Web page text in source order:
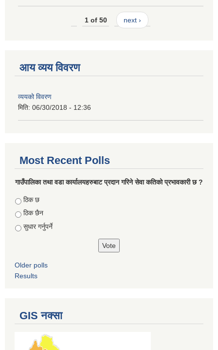
1 of 50 next ›
आय व्यय विवरण
व्ययको विवरण
मिति: 06/30/2018 - 12:36
Most Recent Polls
गाउँपालिका तथा वडा कार्यालयहरुबाट प्रदान गरिने सेवा कतिको प्रभावकारी छ ?
Choices
ठिक छ
ठिक छैन
सुधार गर्नुपर्ने
Older polls
Results
GIS नक्सा